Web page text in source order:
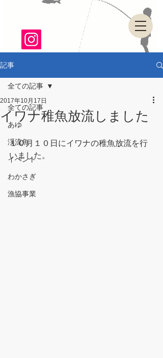
山形県・県南漁業協同組合
記事
全ての記事
あゆ
渓流魚
イベント
わかさぎ
漁協事業
全ての記事
イワナ稚魚放流しました
2017年10月17日
１０月１０日にイワナの稚魚放流を行
いました。